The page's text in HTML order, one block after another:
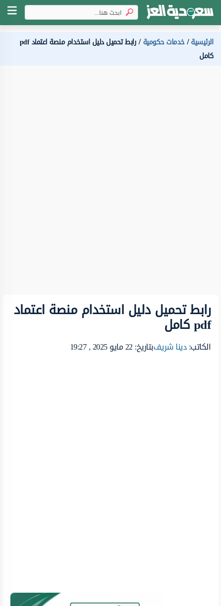
الرئيسية خدمات حكومية
رابط تحميل دليل استخدام منصة اعتماد pdf
كامل
رابط تحميل دليل استخدام منصة اعتماد
pdf كامل
الكاتب:دينا شريفبتاريخ: 22 مايو 2025 , 19:27